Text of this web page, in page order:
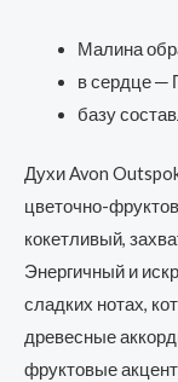
Малина
в сердце ─
базу
Духи Avon
цветочно-
кокетливый,
Энергичный и
сладких нотах,
древесные
фруктовые